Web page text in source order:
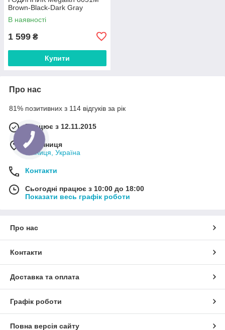
Brown-Black-Dark Gray
В наявності
1 599 ₴
Купити
Про нас
81% позитивних з 114 відгуків за рік
Працює з 12.11.2015
м. Вінниця
Вінниця, Україна
Контакти
Сьогодні працює з 10:00 до 18:00
Показати весь графік роботи
Про нас
Контакти
Доставка та оплата
Графік роботи
Повна версія сайту